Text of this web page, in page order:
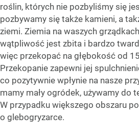
roślin, których nie pozbyliśmy się
pozbywamy się także kamieni, a
ziemi. Ziemia na waszych
wątpliwość jest zbita i bardzo
więc przekopać na głębokość od
Przekopanie zapewni jej
co pozytywnie wpłynie na nasze
mamy mały ogródek, używamy do
W przypadku większego obszaru
o glebogryzarce.